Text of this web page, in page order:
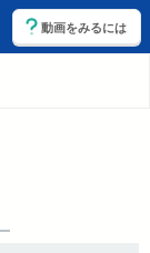
動画をみるには